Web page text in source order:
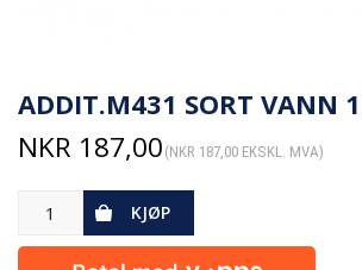
ADDIT.M431 SORT VANN
NKR 187,00 (NKR 187,00 EKSKL. MVA)
KJØP